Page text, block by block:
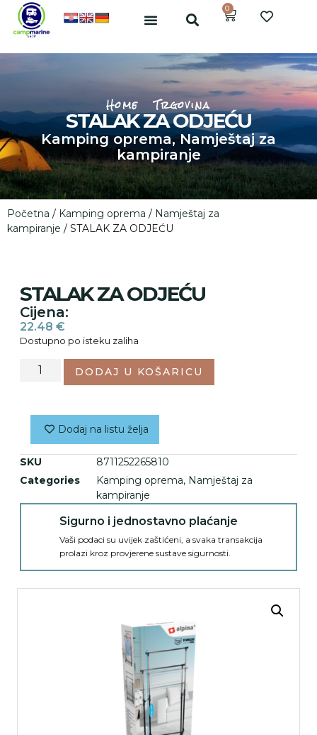
0
Home Trgovina
STALAK ZA ODJEĆU
Kamping oprema,Namještaj za
kampiranje
Početna / Kamping oprema / Namještaj za
kampiranje / STALAK ZA ODJEĆU
STALAK ZA ODJEĆU
Cijena:
22.48 €
Dostupno po isteku zaliha
DODAJ U KOŠARICU
Dodaj na listu želja
SKU
8711252265810
Categories
Kamping oprema, Namještaj za
kampiranje
Sigurno i jednostavno plaćanje
Vaši podaci su uvijek zaštićeni, a svaka transakcija
prolazi kroz provjerene sustave sigurnosti.